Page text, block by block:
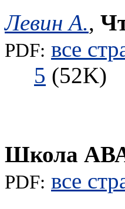
Левин А.,
PDF: все
5
Школа
PDF: все